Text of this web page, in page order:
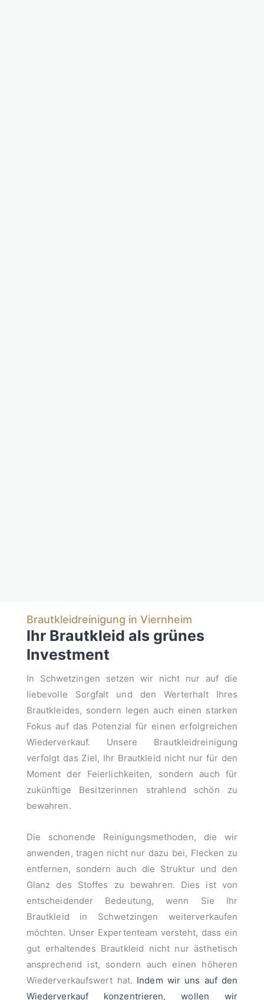
Brautkleidreinigung in Viernheim
Ihr Brautkleid als grünes
Investment
In Schwetzingen setzen wir nicht nur auf die
liebevolle Sorgfalt und den Werterhalt Ihres
Brautkleides, sondern legen auch einen starken
Fokus auf das Potenzial für einen erfolgreichen
Wiederverkauf. Unsere Brautkleidreinigung
verfolgt das Ziel, Ihr Brautkleid nicht nur für den
Moment der Feierlichkeiten, sondern auch für
zukünftige Besitzerinnen strahlend schön zu
bewahren.
Die schonende Reinigungsmethoden, die wir
anwenden, tragen nicht nur dazu bei, Flecken zu
entfernen, sondern auch die Struktur und den
Glanz des Stoffes zu bewahren. Dies ist von
entscheidender Bedeutung, wenn Sie Ihr
Brautkleid in Schwetzingen weiterverkaufen
möchten. Unser Expertenteam versteht, dass ein
gut erhaltendes Brautkleid nicht nur ästhetisch
ansprechend ist, sondern auch einen höheren
Wiederverkaufswert hat. Indem wir uns auf den
Wiederverkauf konzentrieren, wollen wir